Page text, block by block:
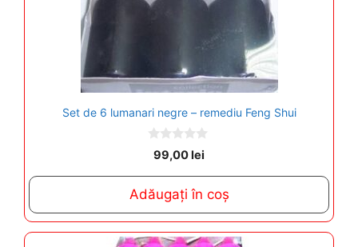
Set de 6 lumanari negre – remediu Feng Shui
0
o
5
99,00lei
Adăugați în coș